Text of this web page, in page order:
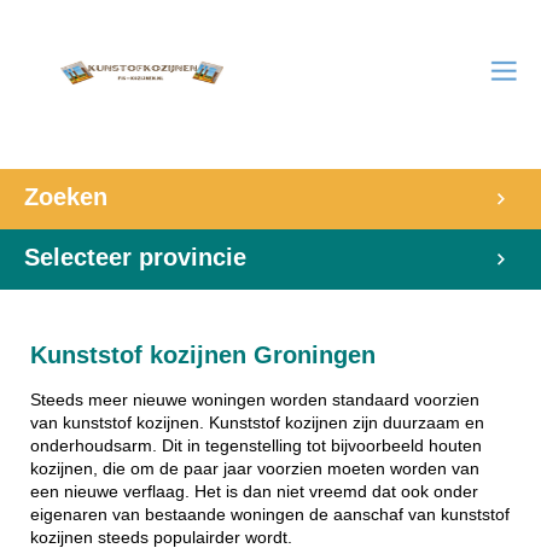
Zoeken
Selecteer provincie
Kunststof kozijnen Groningen
Steeds meer nieuwe woningen worden standaard voorzien
van kunststof kozijnen. Kunststof kozijnen zijn duurzaam en
onderhoudsarm. Dit in tegenstelling tot bijvoorbeeld houten
kozijnen, die om de paar jaar voorzien moeten worden van
een nieuwe verflaag. Het is dan niet vreemd dat ook onder
eigenaren van bestaande woningen de aanschaf van kunststof
kozijnen steeds populairder wordt.